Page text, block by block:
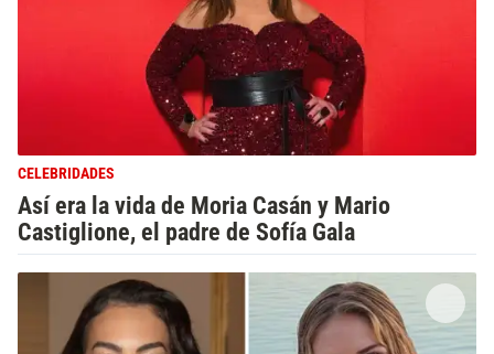
CELEBRIDADES
Así era la vida de Moria Casán y Mario
Castiglione, el padre de Sofía Gala